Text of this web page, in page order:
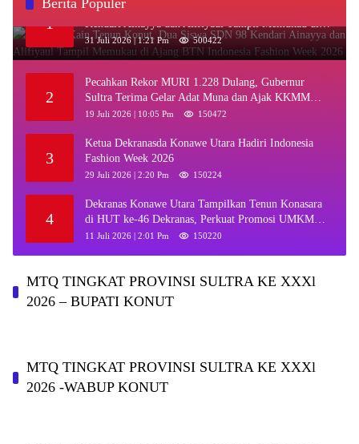
Berita Populer
1
‎Kenakan Kain Tenun Konut, Dua Siswa SDN 98
Kendari Ainayya dan Alifiyaul Tampil Memukau di
Ajang BTN Indonesia Fashion Week 2026
31 Juli 2026 | 1:21 Pm 500422
2
Pecahkan Rekor MURI 1.228 Dulang, Gubernur
Sultra Terima Gelar Adat Muna dan Ajak KKMM
Bersinergi
19 Juli 2026 | 10:05 Pm 150472
3
Ketua Dekranasda Konawe Utara Hadiri Indonesia
Fashion Week 2026
29 Juli 2026 | 2:20 Pm 150224
4
Dekranas Konawe Utara Tampilkan Tenun Konasara
di HUT ke-46 Dekranas, Perkuat Promosi UMKM
Daerah
11 Juli 2026 | 2:01 Pm 150220
MTQ TINGKAT PROVINSI SULTRA KE XXXl
2026 – BUPATI KONUT
MTQ TINGKAT PROVINSI SULTRA KE XXXl
2026 -WABUP KONUT